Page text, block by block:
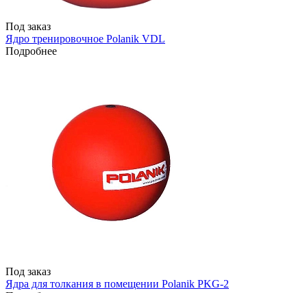
Под заказ
Ядро тренировочное Polanik VDL
Подробнее
Под заказ
Ядра для толкания в помещении Polanik PKG-2